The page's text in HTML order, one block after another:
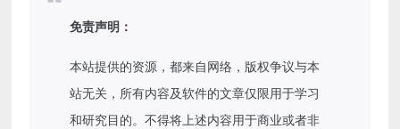
免责声明：
本站提供的资源，都来自网络，版权争议与本
站无关，所有内容及软件的文章仅限用于学习
和研究目的。不得将上述内容用于商业或者非